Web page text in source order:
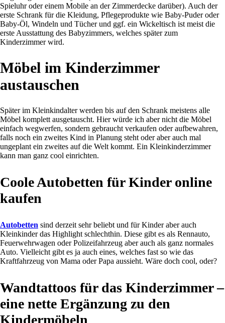
Spieluhr oder einem Mobile an der Zimmerdecke darüber). Auch der
erste Schrank für die Kleidung, Pflegeprodukte wie Baby-Puder oder
Baby-Öl, Windeln und Tücher und ggf. ein Wickeltisch ist meist die
erste Ausstattung des Babyzimmers, welches später zum
Kinderzimmer wird.
Möbel im Kinderzimmer
austauschen
Später im Kleinkindalter werden bis auf den Schrank meistens alle
Möbel komplett ausgetauscht. Hier würde ich aber nicht die Möbel
einfach wegwerfen, sondern gebraucht verkaufen oder aufbewahren,
falls noch ein zweites Kind in Planung steht oder aber auch mal
ungeplant ein zweites auf die Welt kommt. Ein Kleinkinderzimmer
kann man ganz cool einrichten.
Coole Autobetten für Kinder online
kaufen
Autobetten sind derzeit sehr beliebt und für Kinder aber auch
Kleinkinder das Highlight schlechthin. Diese gibt es als Rennauto,
Feuerwehrwagen oder Polizeifahrzeug aber auch als ganz normales
Auto. Vielleicht gibt es ja auch eines, welches fast so wie das
Kraftfahrzeug von Mama oder Papa aussieht. Wäre doch cool, oder?
Wandtattoos für das Kinderzimmer –
eine nette Ergänzung zu den
Kindermöbeln